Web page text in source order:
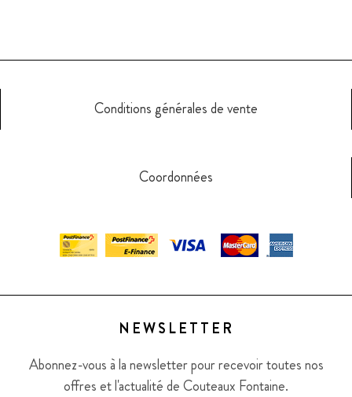
Conditions générales de vente
Coordonnées
NEWSLETTER
Abonnez-vous à la newsletter pour recevoir toutes nos
offres et l'actualité de Couteaux Fontaine.